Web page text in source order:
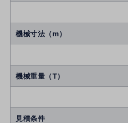
機械寸法（m）
機械重量（T）
見積条件